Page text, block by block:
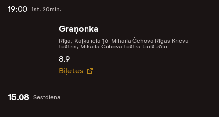
19:00 1st. 20min.
Graņonka
Rīga, Kaļķu iela 16, Mihaila Čehova Rīgas Krievu
teātris, Mihaila Čehova teātra Lielā zāle
8.9
Biļetes
Sestdiena
15.08